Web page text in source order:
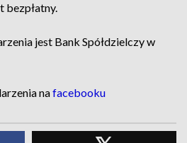
bezpłatny.
jest Bank Spółdzielczy w
nafacebooku